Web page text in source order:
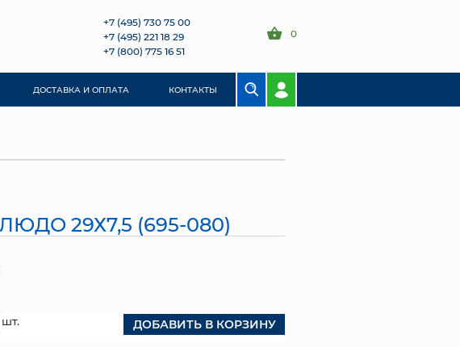
+7 (495) 730 75 00
+7 (495) 221 18 29
+7 (800) 775 16 51
0
ДОСТАВКА И ОПЛАТА КОНТАКТЫ
29Х7,5 (695-080)
шт. ДОБАВИТЬ В КОРЗИНУ